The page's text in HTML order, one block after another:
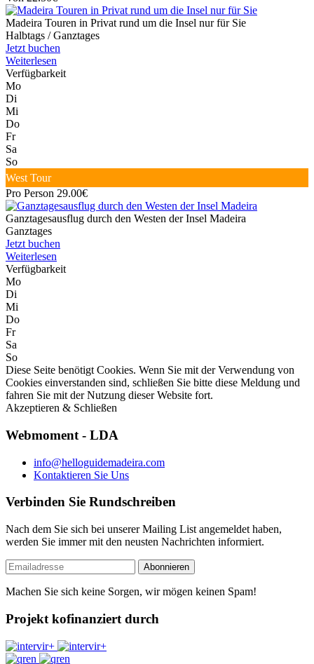
Madeira Touren in Privat rund um die Insel nur für Sie
Halbtags / Ganztages
Jetzt buchen
Weiterlesen
Verfügbarkeit
Mo
Di
Mi
Do
Fr
Sa
So
West Tour
Pro Person 29.00€
Ganztagesausflug durch den Westen der Insel Madeira
Ganztages
Jetzt buchen
Weiterlesen
Verfügbarkeit
Mo
Di
Mi
Do
Fr
Sa
So
Diese Seite benötigt Cookies. Wenn Sie mit der Verwendung von
Cookies einverstanden sind, schließen Sie bitte diese Meldung und
fahren Sie mit der Nutzung dieser Website fort.
Akzeptieren & Schließen
Webmoment - LDA
info@helloguidemadeira.com
Kontaktieren Sie Uns
Verbinden Sie Rundschreiben
Nach dem Sie sich bei unserer Mailing List angemeldet haben,
werden Sie immer mit den neusten Nachrichten informiert.
Machen Sie sich keine Sorgen, wir mögen keinen Spam!
Projekt kofinanziert durch